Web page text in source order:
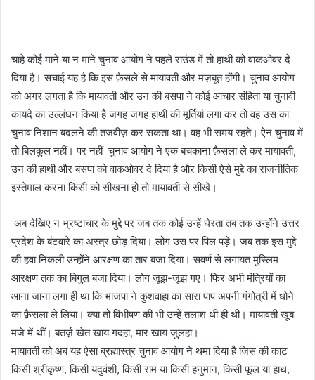
चाहे कोई माने या न माने चुनाव आयोग ने पहले राउंड में तो हाथी को वाकओवर दे
दिया है। सचाई यह है कि इस फ़ैसले से मायावती और मज़बूत होंगी। चुनाव आयोग
को अगर लगता है कि मायावती और उन की बसपा ने कोई आचार संहिता या चुनावी
कायदे का उल्लंघन किया है जगह जगह हाथी की मूर्तियां लगा कर तो वह उस का
चुनाव निशान बदलने की तजवीज़ कर सकता था। वह भी समय रहते। ऐन चुनाव में
तो बिलकुल नहीं। पर नहीं चुनाव आयोग ने एक बचकाना फ़ैसला ले कर मायावती,
उन की हाथी और बसपा को वाकओवर दे दिया है और किसी ऐसे मुद्दे का राजनीतिक
इस्तेमाल करना किसी को सीखना हो तो मायावती से सीखे।
अब देखिए न भ्रष्टाचार के मुद्दे पर जब तक कोई उन्हें घेरता तब तक उन्होंने उत्तर
प्रदेश के बंटवारे का अस्त्र छोड़ दिया। लोग उस पर पिल पड़े। जब तक इस मुद्दे
की हवा निकली उन्होंने आरक्षण का तार बजा दिया। सवर्ण से लगायत मुस्लिम
आरक्षण तक का बिगुल बजा दिया। लोग जूझ-जूझ गए। फिर अभी मंत्रियों का
आना जाना लगा ही था कि भाजपा ने कुशवाहा का सारा पाप अपनी गंगोत्री में धोने
का फ़ैसला ले लिया। क्या तो विभीषण की भी उन्हें तलाश थी ही थी। मायावती खूब
मजे में थीं। बतर्ज़ खेत खाय गदहा, मार खाय जुलहा।
मायावती को अब यह ऐसा ब्रह्मास्त्र चुनाव आयोग ने थमा दिया है जिस की काट
किसी श्रीकृष्ण, किसी यदुवंशी, किसी राम या किसी हनुमान, किसी फूल या हाथ,